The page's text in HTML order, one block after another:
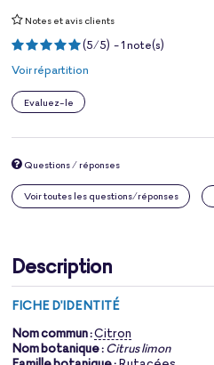
Notes et avis clients
(5/5) -1note(s)
Voir répartition
Evaluez-le
Questions / réponses
Voir toutes les questions/réponses
Description
FICHE D'IDENTITÉ
Nom commun :Citron
Nom botanique :Citrus limon